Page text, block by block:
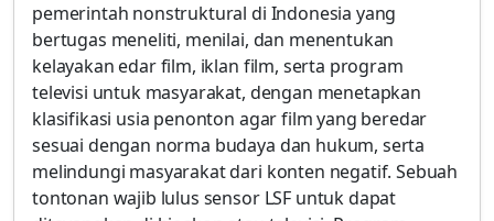
pemerintah nonstruktural di Indonesia yang
bertugas meneliti, menilai, dan menentukan
kelayakan edar film, iklan film, serta program
televisi untuk masyarakat, dengan menetapkan
klasifikasi usia penonton agar film yang beredar
sesuai dengan norma budaya dan hukum, serta
melindungi masyarakat dari konten negatif. Sebuah
tontonan wajib lulus sensor LSF untuk dapat